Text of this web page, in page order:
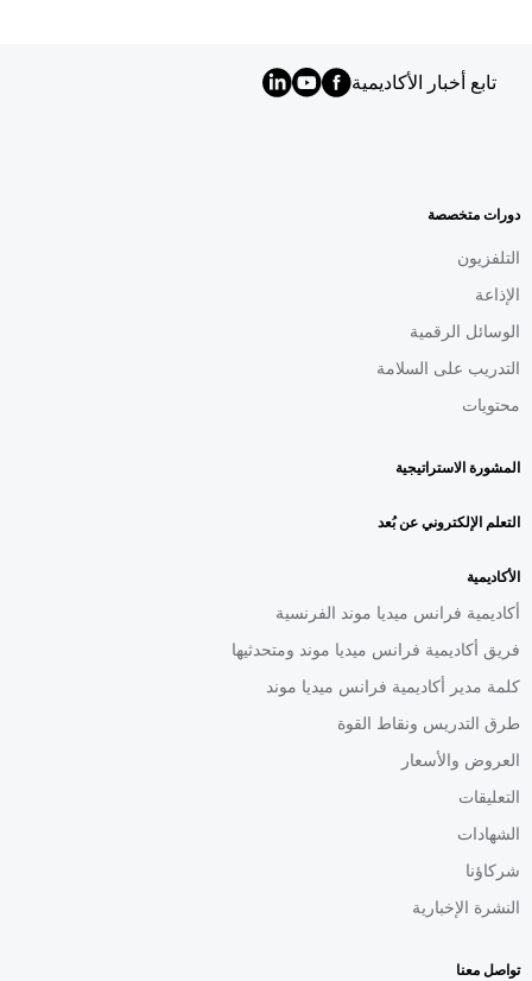
تابع أخبار الأكاديمية
AR
دورات متخصصة
التلفزيون
الإذاعة
الوسائل الرقمية
التدريب على السلامة
محتويات
المشورة الاستراتيجية
التعلم الإلكتروني عن بُعد
الأكاديمية
أكاديمية فرانس ميديا موند الفرنسية
فريق أكاديمية فرانس ميديا موند ومتحدثيها
كلمة مدير أكاديمية فرانس ميديا موند
طرق التدريس ونقاط القوة
العروض والأسعار
التعليقات
الشهادات
شركاؤنا
النشرة الإخبارية
تواصل معنا